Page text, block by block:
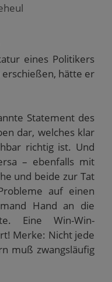
eines Politikers
erschießen, hätte er
Statement des
dar, welches klar
richtig ist. Und
– ebenfalls mit
und beide zur Tat
auf einen
Hand an die
Eine Win-Win-
Merke: Nicht jede
muß zwangsläufig